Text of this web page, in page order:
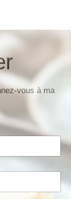
vous à ma